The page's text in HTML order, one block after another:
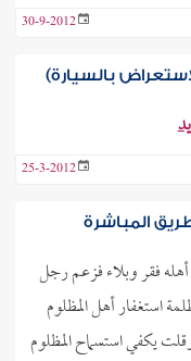
30-9-2012
بالسيارة)
25-3-2012
المباشرة
فقر وبلاء فزعم رجل
استغفار أهل المظلوم
يكفي استسماح المظلوم